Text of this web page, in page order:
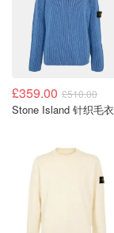
£359.00 £510.00
Stone Island 针织毛衣